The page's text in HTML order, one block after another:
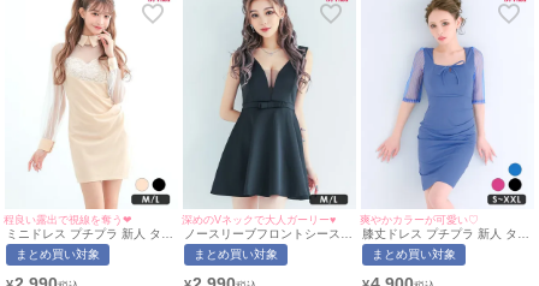
程良い露出で視線を奪う❤︎
ミニドレス プチプラ 新人 タイ
ト 長袖 襟付き シアー袖 シー
スルー 低身長 ベージュ キャバ
まとめ買い対象
深めのVネックで大人ガーリー♥
ノースリーブフロントシースル
ーウエストリボンプチプラフレ
アミニドレス (Mサイズ/Lサイ
まとめ買い対象
爽やかカラーが可愛い♡
膝丈ドレス プチプラ 新人 タイ
ト 袖あり ワンピース ラウンジ
半袖 シアー シアー袖 低身長
まとめ買い対象